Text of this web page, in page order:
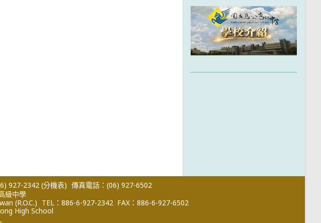
927-2342 (分機表) 傳真電話：(06) 927-6502
級中學
(R.O.C.) TEL：886-6-927-2342 FAX：886-6-927-6502
High School